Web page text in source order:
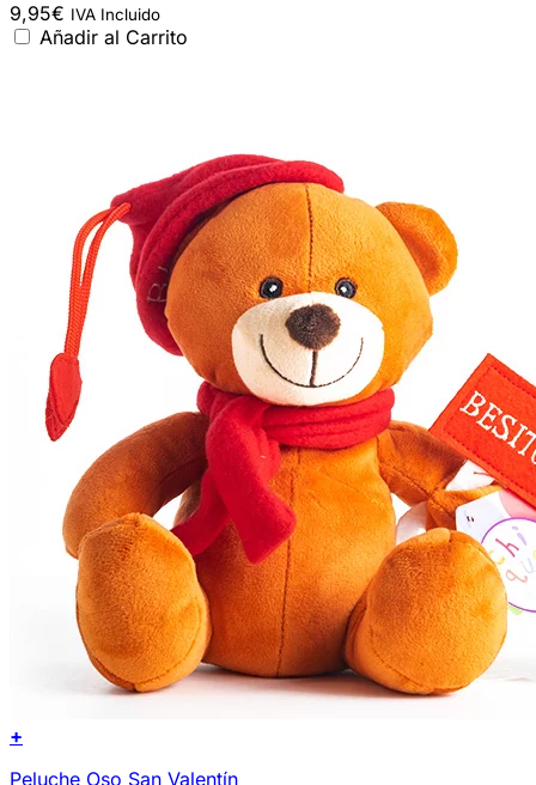
9,95€ IVA Incluido
Añadir al Carrito
+
Peluche Oso San Valentín